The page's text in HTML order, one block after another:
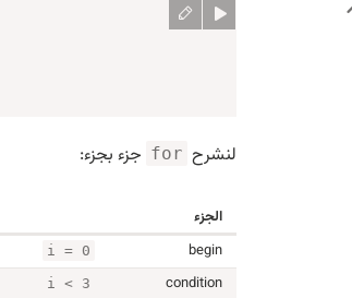
لنشرح for جزء بجزء:
الجزء
begin
i = 0
condition
i < 3